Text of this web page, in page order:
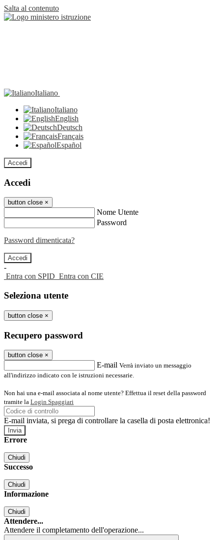
Salta al contenuto
Italiano
Italiano
English
Deutsch
Français
Español
Accedi
Accedi
button close ×
Nome Utente
Password
Password dimenticata?
-
Entra con SPID Entra con CIE
Seleziona utente
button close ×
Recupero password
button close ×
E-mail Verrà inviato un messaggio
all'indirizzo indicato con le istruzioni necessarie.
Non hai una e-mail associata al nome utente? Effettua il reset della password
tramite la Login Spaggiari
E-mail inviata, si prega di controllare la casella di posta elettronica!
Errore
Chiudi
Successo
Chiudi
Informazione
Chiudi
Attendere...
Attendere il completamento dell'operazione...